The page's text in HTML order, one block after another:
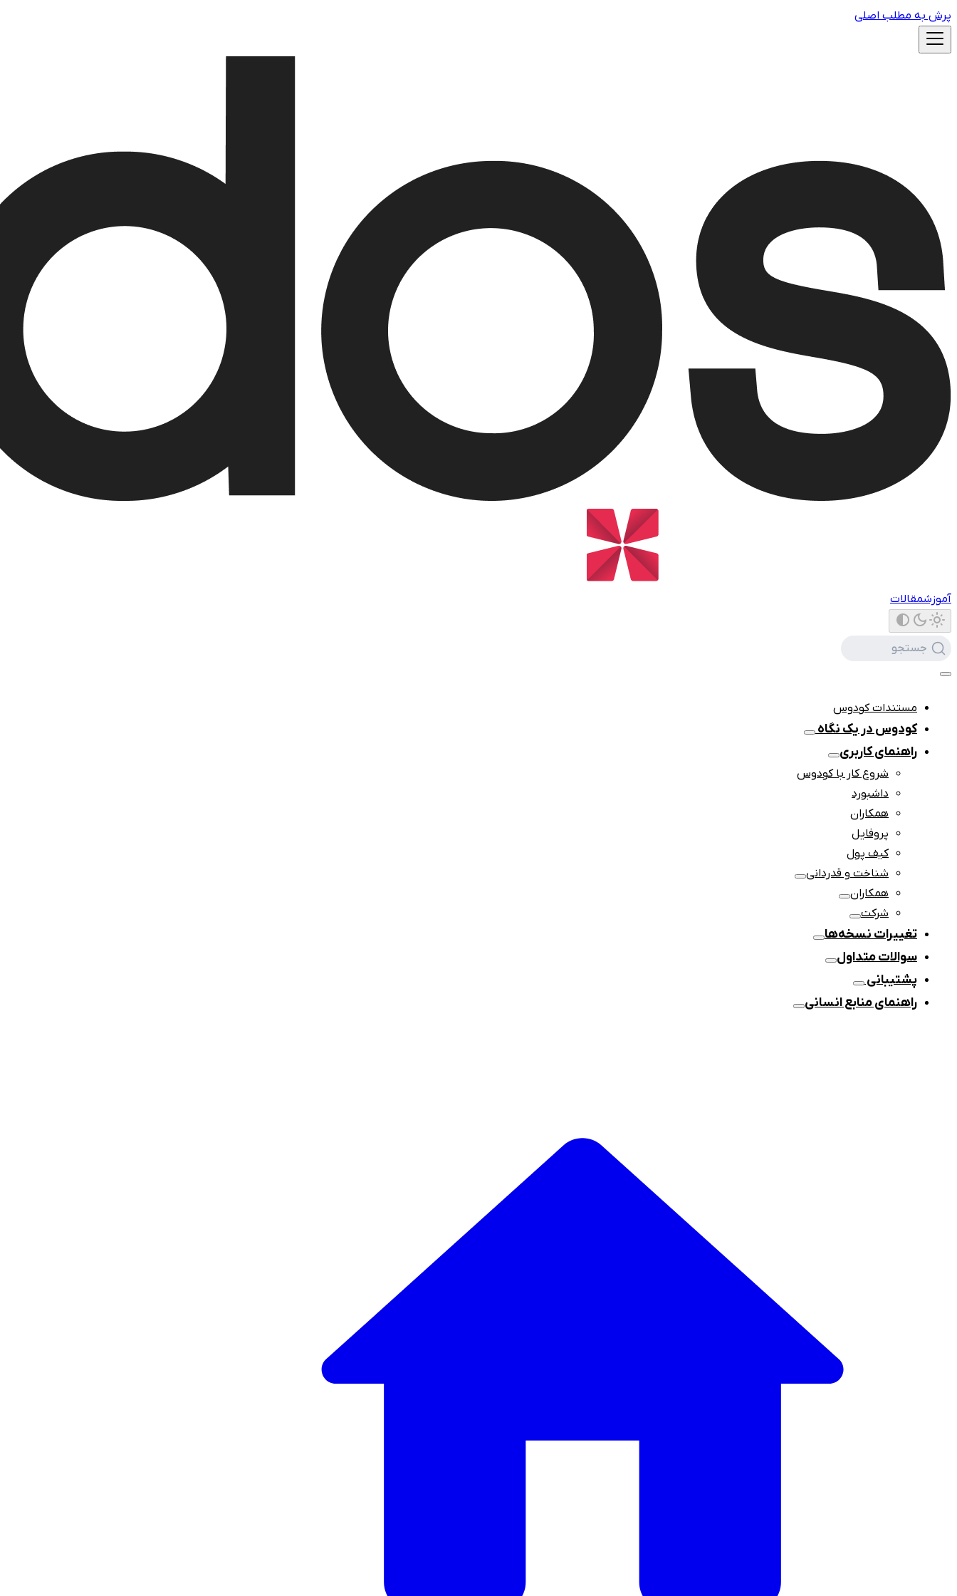
پرش به مطلب اصلی
آموزشمقالات
جستجو
مستندات کودوس
کودوس در یک نگاه
راهنمای کاربری
شروع‌ کار با کودوس
داشبورد
همکاران
پروفایل
کیف پول
شناخت و قدردانی
همکاران
شرکت
تغییرات نسخه‌ها
سوالات متداول
پشتیبانی
راهنمای منابع انسانی